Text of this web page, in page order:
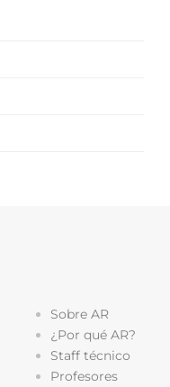
Sobre AR
¿Por qué AR?
Staff técnico
Profesores